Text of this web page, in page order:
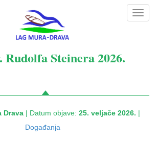
Rudolfa Steinera 2026.
Drava| Datum objave: 25. veljače 2026. |
Događanja